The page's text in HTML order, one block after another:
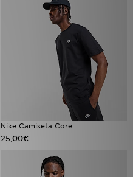
Nike Camiseta Core
25,00€